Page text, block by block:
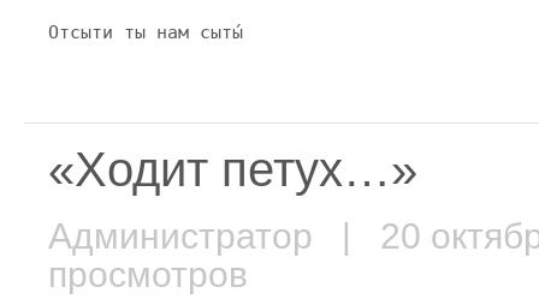
Отсыти ты нам сыты́
«Ходит петух…»
Администратор | 20
просмотров